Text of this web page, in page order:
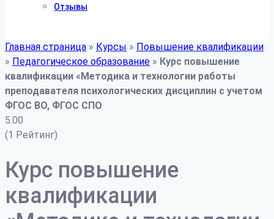
Отзывы
Главная страница » Курсы » Повышение квалификации
» Педагогическое образование » Курс повышение
квалификации «Методика и технологии работы
преподавателя психологических дисциплин с учетом
ФГОС ВО, ФГОС СПО
5.00
(1 Рейтинг)
Курс повышение
квалификации